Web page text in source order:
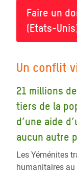
Faire un
(Etats-
Un conflit
21 millions
tiers de la
d’une aide
aucun autre
Les Yéménites
humanitaires au